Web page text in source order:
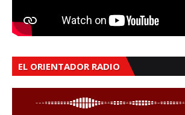
EL ORIENTADOR RADIO